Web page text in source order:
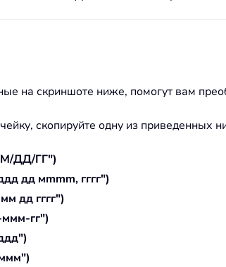
на скриншоте ниже, помогут вам
скопируйте одну из
ДД/ГГ")
дд мmmm, гггг")
дд гггг")
гг")